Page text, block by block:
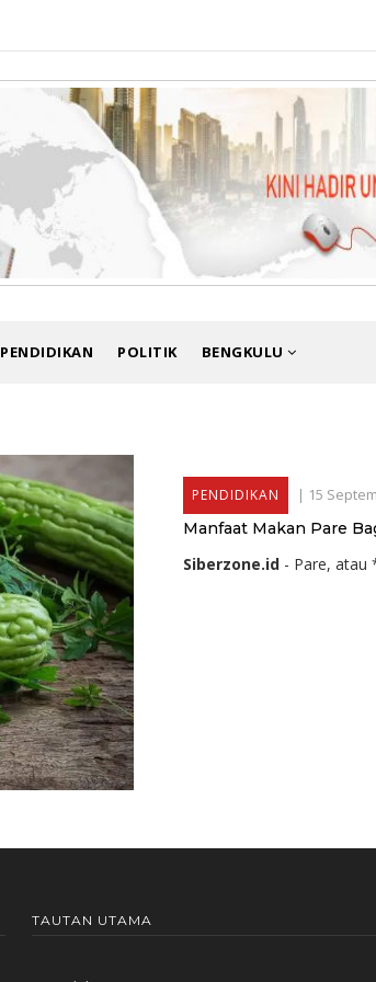
PENDIDIKAN POLITIK BENGKULU
PENDIDIKAN | 15
Manfaat Makan Pare
Siberzone.id - Pare, atau
TAUTAN UTAMA